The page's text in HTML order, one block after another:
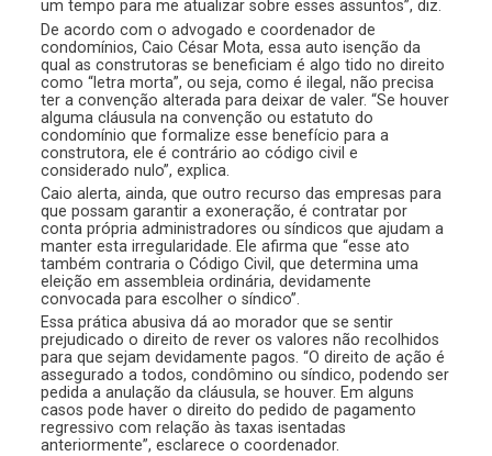
um tempo para me atualizar sobre esses assuntos”, diz.
De acordo com o advogado e coordenador de
condomínios, Caio César Mota, essa auto isenção da
qual as construtoras se beneficiam é algo tido no direito
como “letra morta”, ou seja, como é ilegal, não precisa
ter a convenção alterada para deixar de valer. “Se houver
alguma cláusula na convenção ou estatuto do
condomínio que formalize esse benefício para a
construtora, ele é contrário ao código civil e
considerado nulo”, explica.
Caio alerta, ainda, que outro recurso das empresas para
que possam garantir a exoneração, é contratar por
conta própria administradores ou síndicos que ajudam a
manter esta irregularidade. Ele afirma que “esse ato
também contraria o Código Civil, que determina uma
eleição em assembleia ordinária, devidamente
convocada para escolher o síndico”.
Essa prática abusiva dá ao morador que se sentir
prejudicado o direito de rever os valores não recolhidos
para que sejam devidamente pagos. “O direito de ação é
assegurado a todos, condômino ou síndico, podendo ser
pedida a anulação da cláusula, se houver. Em alguns
casos pode haver o direito do pedido de pagamento
regressivo com relação às taxas isentadas
anteriormente”, esclarece o coordenador.